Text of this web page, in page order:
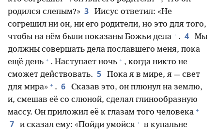
родился слепым?» 3
Иисус ответил: «Не
согрешил ни он, ни его родители, но это для того,
чтобы на нём были показаны Божьи дела + . 4
Мы
должны совершать дела пославшего меня, пока
ещё день + . Наступает ночь + , когда никто не
сможет действовать. 5
Пока я в мире, я — свет
для мира» + . 6
Сказав это, он плюнул на землю,
и, смешав её со слюной, сделал глинообразную
массу. Он приложил её к глазам того человека +
7 и сказал ему: «Пойди умойся + в купальне